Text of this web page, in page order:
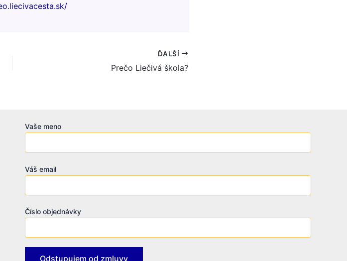
ĎALŠÍ
Prečo Liečivá škola?
Vaše meno
Váš email
Číslo objednávky